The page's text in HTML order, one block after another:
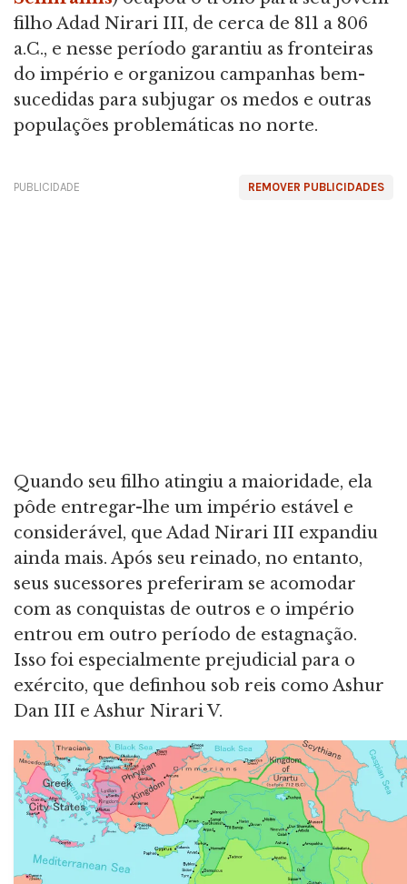
filho Adad Nirari III, de cerca de 811 a 806
a.C., e nesse período garantiu as fronteiras
do império e organizou campanhas bem-
sucedidas para subjugar os medos e outras
populações problemáticas no norte.
REMOVER PUBLICIDADES
PUBLICIDADE
Quando seu filho atingiu a maioridade, ela
pôde entregar-lhe um império estável e
considerável, que Adad Nirari III expandiu
ainda mais. Após seu reinado, no entanto,
seus sucessores preferiram se acomodar
com as conquistas de outros e o império
entrou em outro período de estagnação.
Isso foi especialmente prejudicial para o
exército, que definhou sob reis como Ashur
Dan III e Ashur Nirari V.